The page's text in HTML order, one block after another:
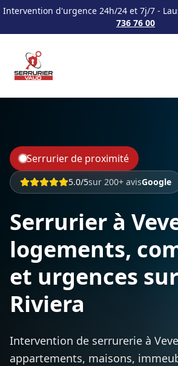
Intervention d'urgence 24h/24 et 7j/7 -
736 76 00
Serrurier de proximité
5.0/5sur 200+ avisGoogle
Serrurier à
logements,
et urgences
Riviera
Intervention de serrurerie à
appartements, maisons,